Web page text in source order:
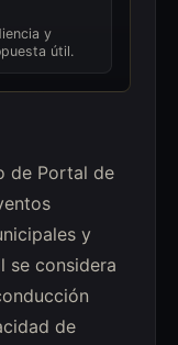
y
útil.
de Portal de
y
se considera
de